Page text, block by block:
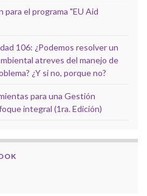
para el programa "EU Aid
106: ¿Podemos resolver un
atreves del manejo de
¿Y si no, porque no?
para una Gestión
integral (1ra. Edición)